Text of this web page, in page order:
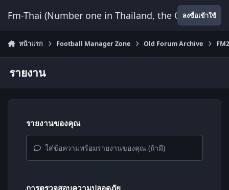
Fm-Thai (Number one in Thailand, the Onlyลงชื่อเข้าใช้
หน้าแรก Football Manager Zone Old Forum Archive
รายงาน
รายงานของคุณ
ใส่ข้อความพร้อมรายงานของคุณ (ถ้ามี)